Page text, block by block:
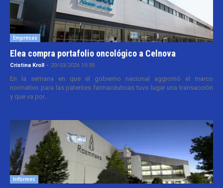
Empresas
Elea compra portafolio oncológico a Celnova
Cristina Kroll - 20/03/2026 10:30
En la semana en que el gobierno nacional aggiornó el marco
normativo para las patentes farmacéuticas tuvo lugar una transacción
y que va por...
Informes